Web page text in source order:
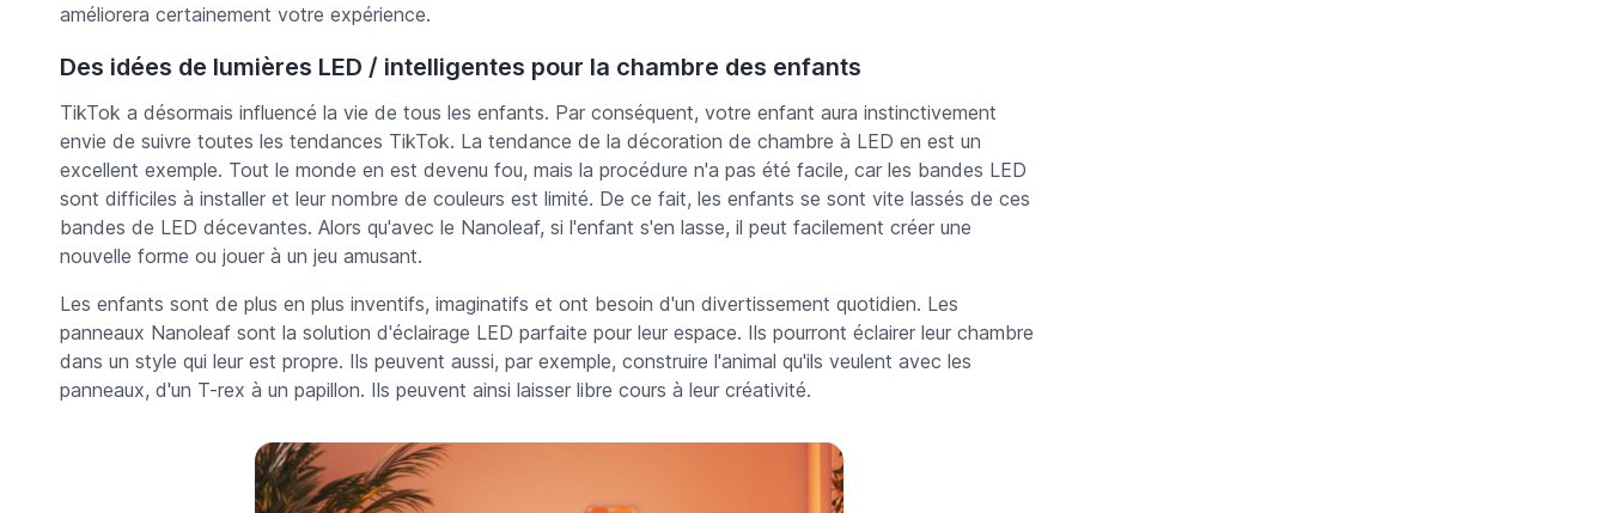
améliorera certainement votre expérience.
Des idées de lumières LED / intelligentes pour la chambre des enfants
TikTok a désormais influencé la vie de tous les enfants. Par conséquent, votre enfant aura instinctivement
envie de suivre toutes les tendances TikTok. La tendance de la décoration de chambre à LED en est un
excellent exemple. Tout le monde en est devenu fou, mais la procédure n'a pas été facile, car les bandes LED
sont difficiles à installer et leur nombre de couleurs est limité. De ce fait, les enfants se sont vite lassés de ces
bandes de LED décevantes. Alors qu'avec le Nanoleaf, si l'enfant s'en lasse, il peut facilement créer une
nouvelle forme ou jouer à un jeu amusant.
Les enfants sont de plus en plus inventifs, imaginatifs et ont besoin d'un divertissement quotidien. Les
panneaux Nanoleaf sont la solution d'éclairage LED parfaite pour leur espace. Ils pourront éclairer leur chambre
dans un style qui leur est propre. Ils peuvent aussi, par exemple, construire l'animal qu'ils veulent avec les
panneaux, d'un T-rex à un papillon. Ils peuvent ainsi laisser libre cours à leur créativité.